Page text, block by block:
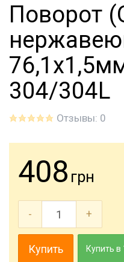
Поворот
304/304L
Отзывы: 0
408 грн
- +
Купить Купить в